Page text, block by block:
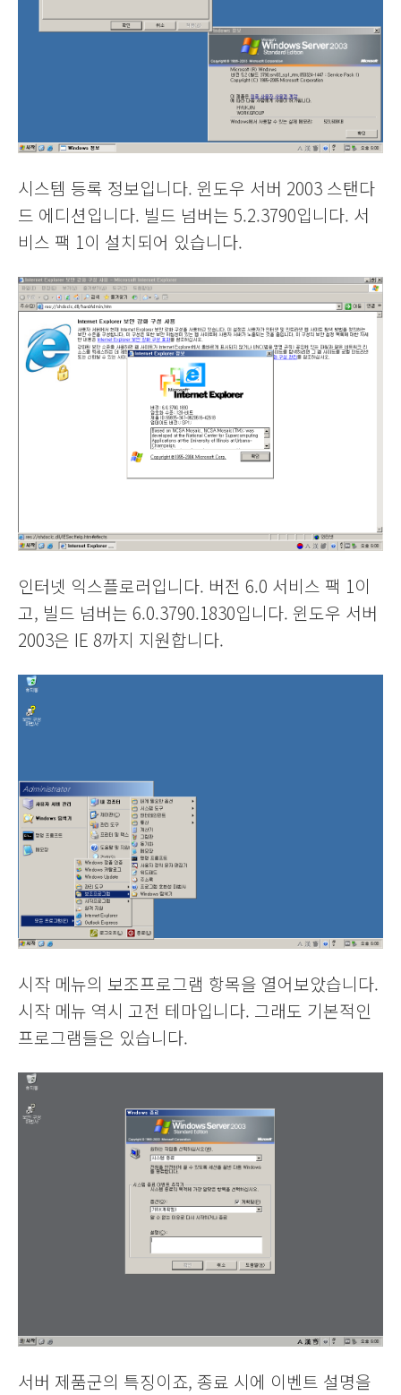
시스템 등록 정보입니다. 윈도우 서버 2003 스탠다
드 에디션입니다. 빌드 넘버는 5.2.3790입니다. 서
비스 팩 1이 설치되어 있습니다.
인터넷 익스플로러입니다. 버전 6.0 서비스 팩 1이
고, 빌드 넘버는 6.0.3790.1830입니다. 윈도우 서버
2003은 IE 8까지 지원합니다.
시작 메뉴의 보조프로그램 항목을 열어보았습니다.
시작 메뉴 역시 고전 테마입니다. 그래도 기본적인
프로그램들은 있습니다.
서버 제품군의 특징이죠, 종료 시에 이벤트 설명을